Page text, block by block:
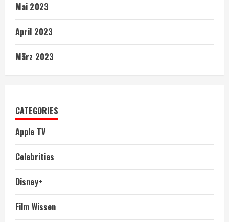
Mai 2023
April 2023
März 2023
CATEGORIES
Apple TV
Celebrities
Disney+
Film Wissen